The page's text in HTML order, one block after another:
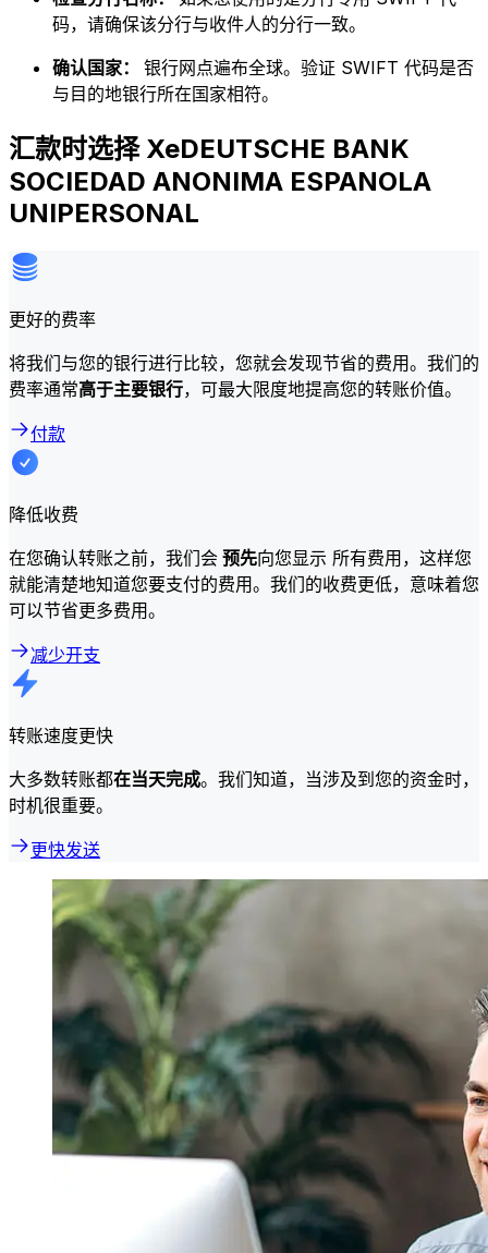
码，请确保该分行与收件人的分行一致。
确认国家： 银行网点遍布全球。验证 SWIFT 代码是否
与目的地银行所在国家相符。
汇款时选择 XeDEUTSCHE BANK
SOCIEDAD ANONIMA ESPANOLA
UNIPERSONAL
更好的费率
将我们与您的银行进行比较，您就会发现节省的费用。我们的
费率通常高于主要银行，可最大限度地提高您的转账价值。
付款
降低收费
在您确认转账之前，我们会 预先向您显示 所有费用，这样您
就能清楚地知道您要支付的费用。我们的收费更低，意味着您
可以节省更多费用。
减少开支
转账速度更快
大多数转账都在当天完成。我们知道，当涉及到您的资金时，
时机很重要。
更快发送